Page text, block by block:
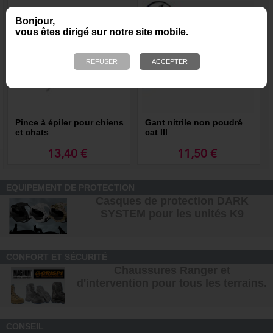
Bonjour,
vous êtes dirigé sur notre site mobile.
Pince à épiler pour chiens
et chats
13,40 €
Gant nitrile non poudré
cat III
11,50 €